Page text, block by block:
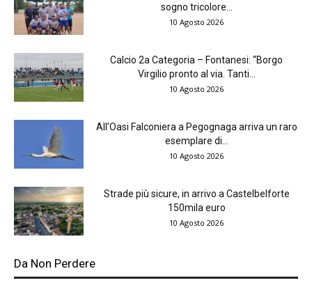
sogno tricolore...
10 Agosto 2026
Calcio 2a Categoria – Fontanesi: “Borgo
Virgilio pronto al via. Tanti...
10 Agosto 2026
All’Oasi Falconiera a Pegognaga arriva un raro
esemplare di...
10 Agosto 2026
Strade più sicure, in arrivo a Castelbelforte
150mila euro
10 Agosto 2026
Da Non Perdere